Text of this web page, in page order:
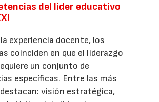
del líder educativo
experiencia docente, los
coinciden en que el liderazgo
un conjunto de
específicas. Entre las más
visión estratégica,